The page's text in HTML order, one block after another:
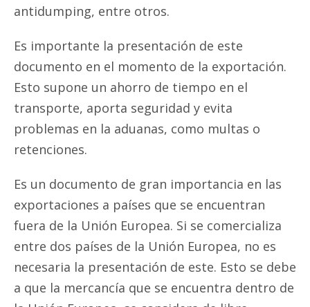
antidumping, entre otros.
Es importante la presentación de este
documento en el momento de la exportación.
Esto supone un ahorro de tiempo en el
transporte, aporta seguridad y evita
problemas en la aduanas, como multas o
retenciones.
Es un documento de gran importancia en las
exportaciones a países que se encuentran
fuera de la Unión Europea. Si se comercializa
entre dos países de la Unión Europea, no es
necesaria la presentación de este. Esto se debe
a que la mercancía que se encuentra dentro de